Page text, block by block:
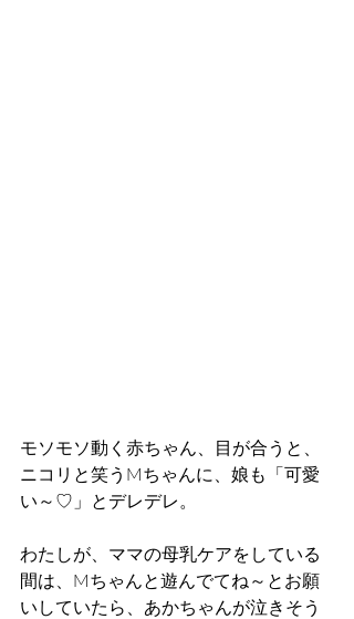
モソモソ動く赤ちゃん、目が合うと、
ニコリと笑うMちゃんに、娘も「可愛
い～♡」とデレデレ。
わたしが、ママの母乳ケアをしている
間は、Mちゃんと遊んでてね～とお願
いしていたら、あかちゃんが泣きそう